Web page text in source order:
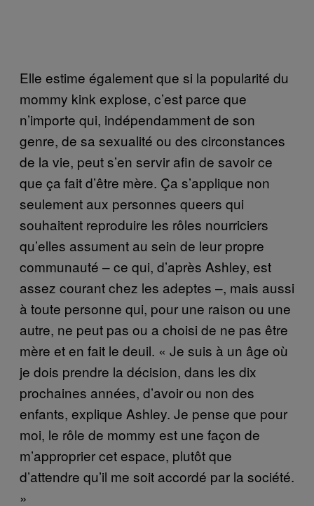
Elle estime également que si la popularité du
mommy kink explose, c’est parce que
n’importe qui, indépendamment de son
genre, de sa sexualité ou des circonstances
de la vie, peut s’en servir afin de savoir ce
que ça fait d’être mère. Ça s’applique non
seulement aux personnes queers qui
souhaitent reproduire les rôles nourriciers
qu’elles assument au sein de leur propre
communauté – ce qui, d’après Ashley, est
assez courant chez les adeptes –, mais aussi
à toute personne qui, pour une raison ou une
autre, ne peut pas ou a choisi de ne pas être
mère et en fait le deuil. « Je suis à un âge où
je dois prendre la décision, dans les dix
prochaines années, d’avoir ou non des
enfants, explique Ashley. Je pense que pour
moi, le rôle de mommy est une façon de
m’approprier cet espace, plutôt que
d’attendre qu’il me soit accordé par la société.
»